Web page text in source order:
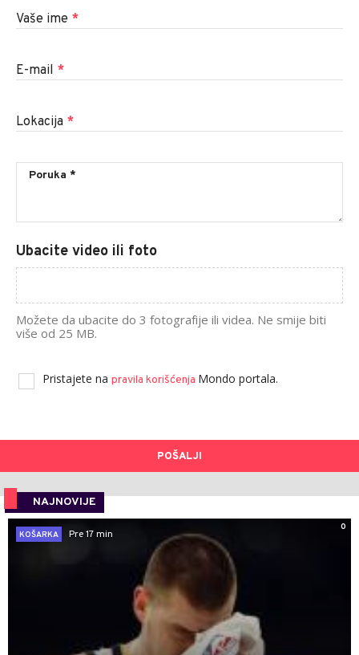
Vaše ime *
E-mail *
Lokacija *
Ubacite video ili foto
Možete da ubacite do 3 fotografije ili videa. Ne smije biti
više od 25 MB.
Pristajete na pravila korišćenja Mondo portala.
POŠALJI
NAJNOVIJE
0
KOŠARKA
Pre 17 min